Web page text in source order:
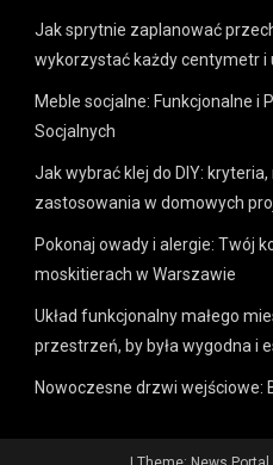
Jak sprytnie zaplanować
wykorzystać każdy centymetr i
Meble socjalne: Funkcjonalne i
Socjalnych
Jak wybrać klej do DIY:
zastosowania w domowych
Pokonaj owady i alergie: Twój
moskitierach w Warszawie
Układ funkcjonalny małego
przestrzeń, by była wygodna i
Nowoczesne drzwi